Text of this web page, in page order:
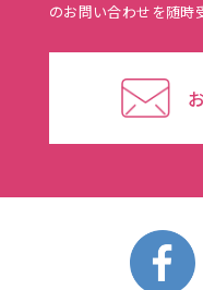
のお問い合わせを随時